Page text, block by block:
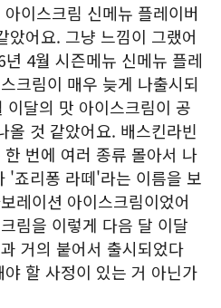
이스크림 신메뉴 플레이버
았어요. 그냥 느낌이 그랬어
4월 시즌메뉴 신메뉴 플레
크림이 매우 늦게 나출시되
달의 맛 아이스크림이 공
올 것 같았어요. 배스킨라빈
번에 여러 종류 몰아서 나
'죠리퐁 라떼'라는 이름을 보
레이션 아이스크림이었어
림을 이렇게 다음 달 이달
거의 붙어서 출시되었다
할 사정이 있는 거 아닌가